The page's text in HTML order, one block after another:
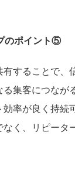
のポイント⑤
有することで、
る集客につなが
率が良く持続
く、リピータ